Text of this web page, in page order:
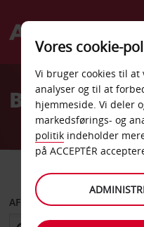
Welcome
AvisBilleje
AFHENT FRA
Vores cookie-
Vi bruger cookies til
analyser og til at
hjemmeside. Vi deler
markedsførings- og
politik indeholder
på ACCEPTÉR